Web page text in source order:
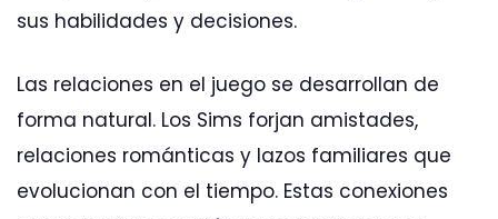
sus habilidades y decisiones.
Las relaciones en el juego se desarrollan de
forma natural. Los Sims forjan amistades,
relaciones románticas y lazos familiares que
evolucionan con el tiempo. Estas conexiones